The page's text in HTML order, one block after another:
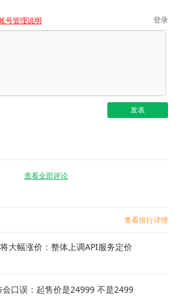
号管理说明 登录
查看全部评论
查看排行详情
大幅涨价：整体上调API服务定价
口误：起售价是24999 不是2499